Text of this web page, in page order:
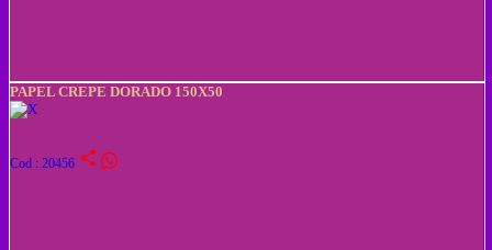
PAPEL CREPE DORADO 150X50
Cod : 20456 share